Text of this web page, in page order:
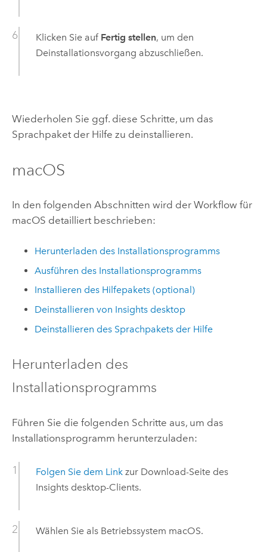
Klicken Sie auf Fertig stellen, um den
Deinstallationsvorgang abzuschließen.
Wiederholen Sie ggf. diese Schritte, um das
Sprachpaket der Hilfe zu deinstallieren.
macOS
In den folgenden Abschnitten wird der Workflow für
macOS detailliert beschrieben:
Herunterladen des Installationsprogramms
Ausführen des Installationsprogramms
Installieren des Hilfepakets (optional)
Deinstallieren von Insights desktop
Deinstallieren des Sprachpakets der Hilfe
Herunterladen des
Installationsprogramms
Führen Sie die folgenden Schritte aus, um das
Installationsprogramm herunterzuladen:
Folgen Sie dem Linkzur Download-Seite des
Insights desktop-Clients.
Wählen Sie als Betriebssystem macOS.